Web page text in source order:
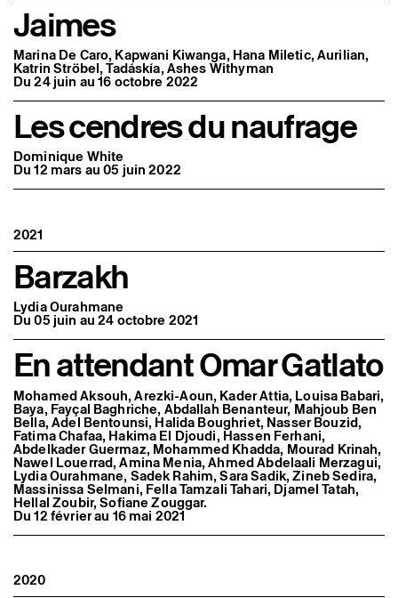
Jaimes
Marina De Caro, Kapwani Kiwanga, Hana Miletic, Aurilian,
Katrin Ströbel, Tadáskía, Ashes Withyman
Du 24 juin au 16 octobre 2022
Les cendres du naufrage
Dominique White
Du 12 mars au 05 juin 2022
2021
Barzakh
Lydia Ourahmane
Du 05 juin au 24 octobre 2021
En attendant Omar Gatlato
Mohamed Aksouh, Arezki-Aoun, Kader Attia, Louisa Babari,
Baya, Fayçal Baghriche, Abdallah Benanteur, Mahjoub Ben
Bella, Adel Bentounsi, Halida Boughriet, Nasser Bouzid,
Fatima Chafaa, Hakima El Djoudi, Hassen Ferhani,
Abdelkader Guermaz, Mohammed Khadda, Mourad Krinah,
Nawel Louerrad, Amina Menia, Ahmed Abdelaali Merzagui,
Lydia Ourahmane, Sadek Rahim, Sara Sadik, Zineb Sedira,
Massinissa Selmani, Fella Tamzali Tahari, Djamel Tatah,
Hellal Zoubir, Sofiane Zouggar.
Du 12 février au 16 mai 2021
2020